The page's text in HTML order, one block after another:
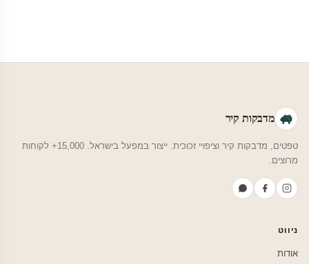
מדבקות קיר
טפטים, מדבקות קיר וציפויי זכוכית. ייצור במפעל בישראל. 15,000+ לקוחות
מרוצים.
ניווט
אודות